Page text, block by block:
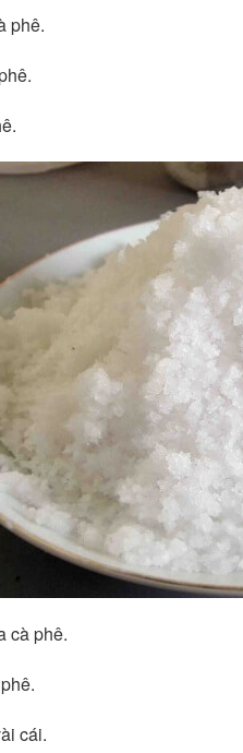
phê.
cà phê.
cái.